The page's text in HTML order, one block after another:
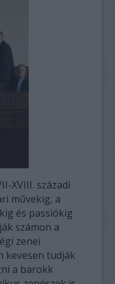
XVIII. századi
művekig, a
és passiókig
számon a
zenei
kevesen tudják
a barokk